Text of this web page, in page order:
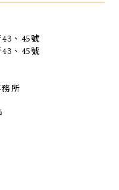
、45號
、45號
所